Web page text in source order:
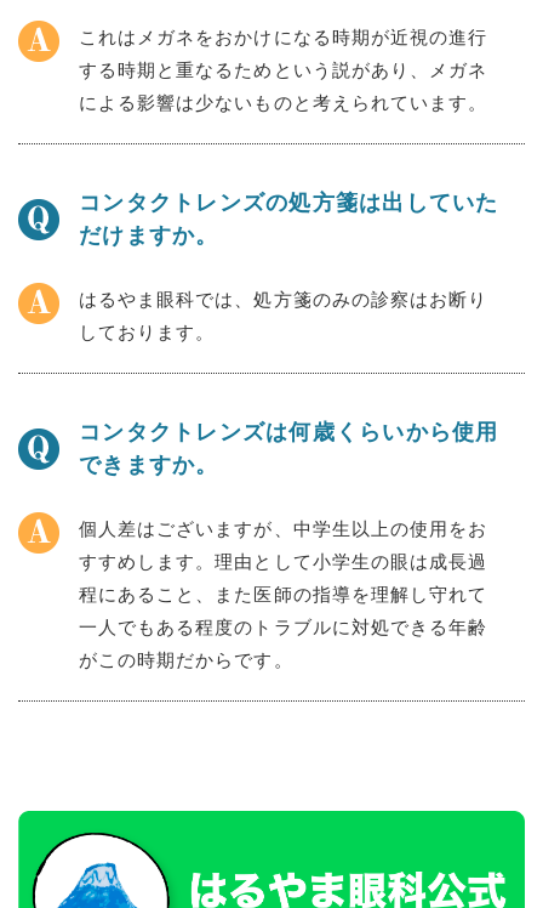
これはメガネをおかけになる時期が近視の進行
する時期と重なるためという説があり、メガネ
による影響は少ないものと考えられています。
コンタクトレンズの処方箋は出していた
だけますか。
はるやま眼科では、処方箋のみの診察はお断り
しております。
コンタクトレンズは何歳くらいから使用
できますか。
個人差はございますが、中学生以上の使用をお
すすめします。理由として小学生の眼は成長過
程にあること、また医師の指導を理解し守れて
一人でもある程度のトラブルに対処できる年齢
がこの時期だからです。